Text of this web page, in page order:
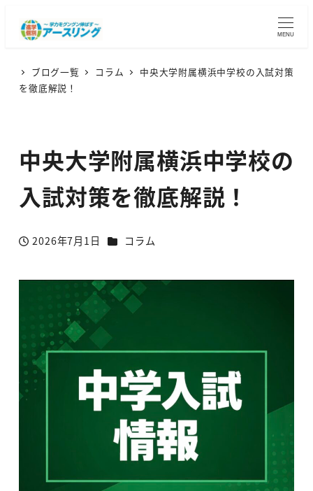
MENU
ブログ一覧 コラム
中央大学附属横浜中学校の入試対策
を徹底解説！
中央大学附属横浜中学校の
入試対策を徹底解説！
投稿日
2026年7月1日 カテゴリー
コラム